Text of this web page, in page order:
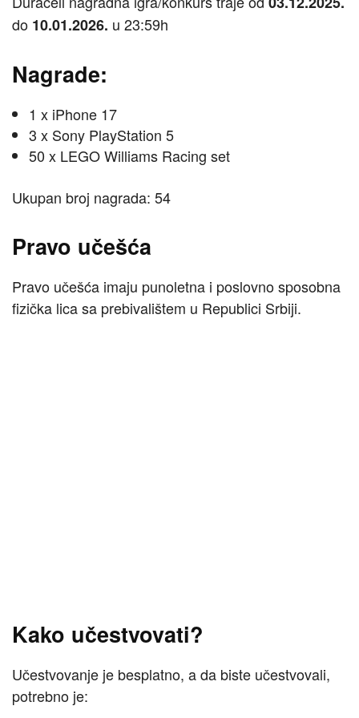
do 10.01.2026. u 23:59h
Nagrade:
1 x iPhone 17
3 x Sony PlayStation 5
50 x LEGO Williams Racing set
Ukupan broj nagrada: 54
Pravo učešća
Pravo učešća imaju punoletna i poslovno sposobna
fizička lica sa prebivalištem u Republici Srbiji.
Kako učestvovati?
Učestvovanje je besplatno, a da biste učestvovali,
potrebno je: